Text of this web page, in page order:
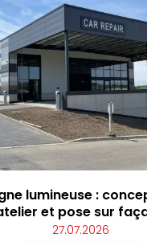
lumineuse :
et pose sur
27.07.2026